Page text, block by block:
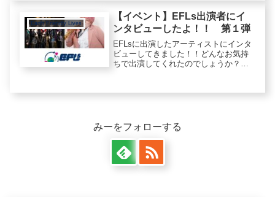
Earth Friendly Lives
【イベント】EFLs出演者にイ
ンタビューしたよ！！ 第１弾
EFLsに出演したアーティストにインタ
ビューしてきました！！どんなお気持
ちで出演してくれたのでしょうか？ぜ
みーをフォローする